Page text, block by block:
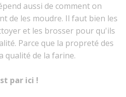
aussi de comment on
de les moudre. Il faut bien les
et les brosser pour qu'ils
Parce que la propreté des
qualité de la farine.
par ici !